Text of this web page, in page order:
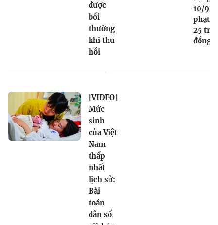
được
bồi
thường
khi thu
hồi
10/9 bị
phạt
25
đồng
[VIDEO]
Mức
sinh
của Việt
Nam
thấp
nhất
lịch sử:
Bài
toán
dân số